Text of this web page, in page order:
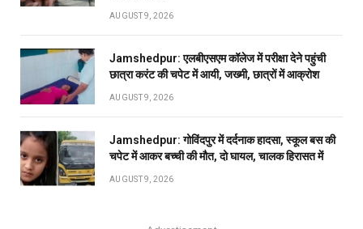
AUGUST 9, 2026
Jamshedpur: एलबीएसएम कॉलेज में परीक्षा देने पहुंची
छात्रा करंट की चपेट में आयी, जख्मी, छात्रों में आक्रोश
AUGUST 9, 2026
Jamshedpur: गोविंदपुर में दर्दनाक हादसा, स्कूल बस की
चपेट में आकर बच्ची की मौत, दो घायल, चालक हिरासत में
AUGUST 9, 2026